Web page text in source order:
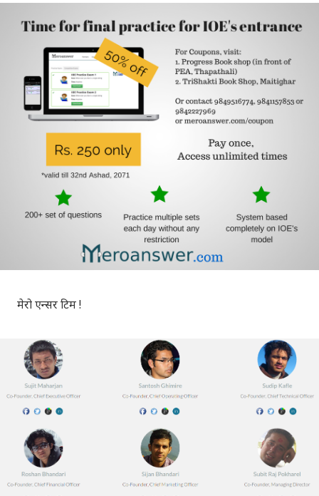
मेरो एन्सर टिम !